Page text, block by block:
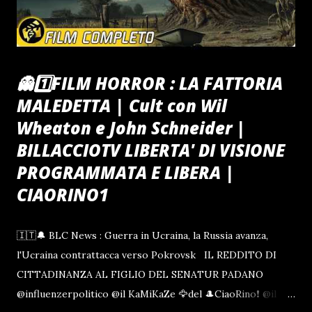
scatenerebbe l'ira delle sinistre presenze che appaiono...
👻1️⃣FILM HORROR : LA FATTORIA
MALEDETTA | Cult con Wil
Wheaton e John Schneider |
BILLACCIOTV LIBERTA' DI VISIONE
PROGRAMMATA E LIBERA |
CIAORINO1
🇮🇹🔔 BLC News : Guerra in Ucraina, la Russia avanza,
l'Ucraina contrattacca verso Pokrovsk IL REDDITO DI
CITTADINANZA AL FIGLIO DEL SENATUR PADANO
@influenzerpolitico @il KaMiKaZe 🦅del 🎩CiaoRino❗ @il